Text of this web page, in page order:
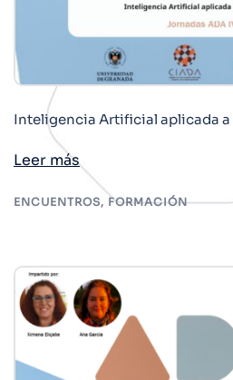
Inteligencia Artificial aplicada
Leer más
ENCUENTROS, FORMACIÓN